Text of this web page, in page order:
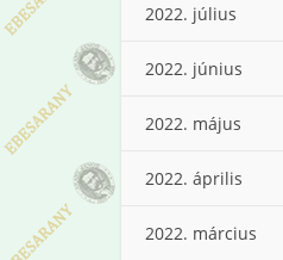
2022. július
2022. június
2022. május
2022. április
2022. március